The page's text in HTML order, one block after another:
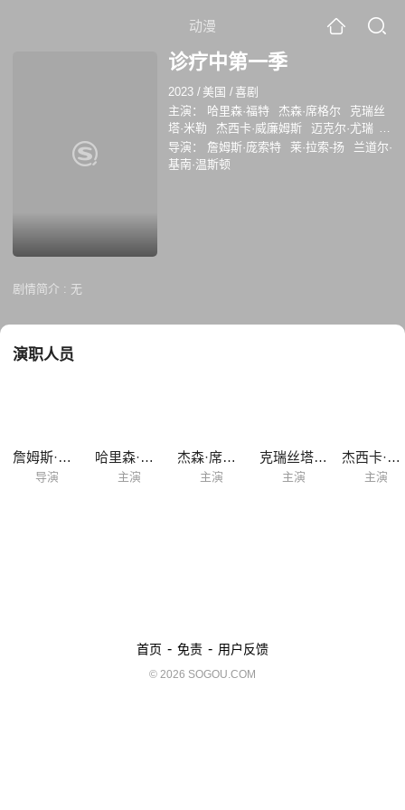
动漫
诊疗中第一季
2023 / 美国 /喜剧
主演：
哈里森·福特 杰森·席格尔
克瑞丝
塔·米勒
杰西卡·威廉姆斯
迈克尔·尤瑞
蒂尔基·琼斯
卢克·坦尼
埃文·沙夫兰
Lukita Maxwell
导演： 詹姆斯·庞索特 莱·拉索-扬
兰道尔·
基南·温斯顿
剧情简介 : 无
演职人员
詹姆斯·庞索特
导演
哈里森·福特
主演
杰森·席格尔
主演
克瑞丝塔·米勒
主演
杰西卡·威廉姆斯
主演
首页 - 免责 - 用户反馈
© 2026 SOGOU.COM